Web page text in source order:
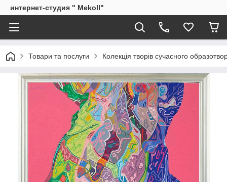
интернет-студия " Mekoll"
Товари та послуги Колекція творів сучасного